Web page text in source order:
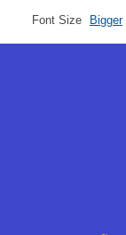
Font Size Bigger